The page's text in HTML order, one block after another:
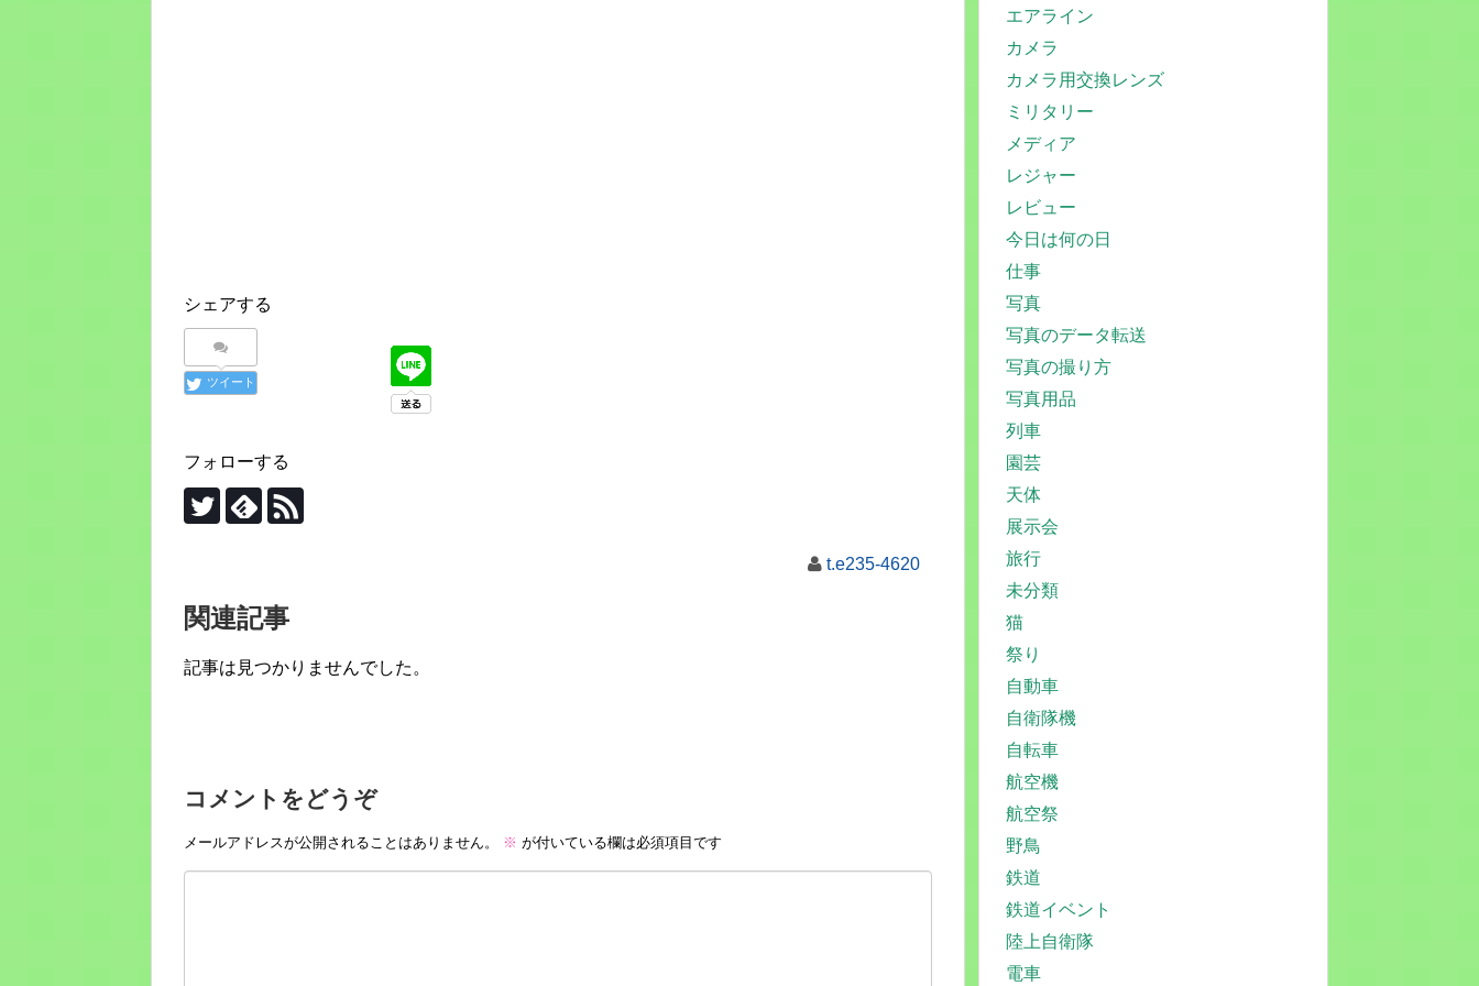
シェアする
ツイート
フォローする
t.e235-4620
関連記事
記事は見つかりませんでした。
コメントをどうぞ
メールアドレスが公開されることはありません。 ※ が付いている欄は必須項目です
エアライン
カメラ
カメラ用交換レンズ
ミリタリー
メディア
レジャー
レビュー
今日は何の日
仕事
写真
写真のデータ転送
写真の撮り方
写真用品
列車
園芸
天体
展示会
旅行
未分類
猫
祭り
自動車
自衛隊機
自転車
航空機
航空祭
野鳥
鉄道
鉄道イベント
陸上自衛隊
電車